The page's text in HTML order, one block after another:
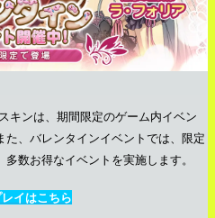
キンは、期間限定のゲーム内イベン
た、バレンタインイベントでは、限定
数お得なイベントを実施します。
イはこちら